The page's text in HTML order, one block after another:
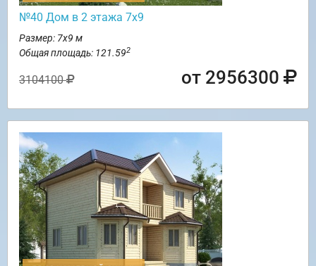
№40 Дом в 2 этажа 7х9
Размер: 7х9 м
Общая площадь: 121.592
3104100 от 2956300